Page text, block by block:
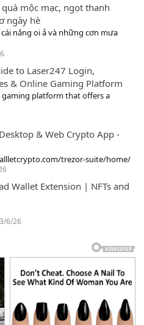
mộc mạc, ngọt thanh
ngày hè
nắng oi ả và những cơn mưa
to Laser247 Login,
& Online Gaming Platform
gaming platform that offers a
& Web Crypto App -
trezor-suite/home/
Wallet Extension | NFTs and
6/26